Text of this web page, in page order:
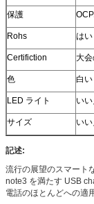
保護
Rohs はい
Certifiction 大
色 白い
LED ライト いい
サイズ いい
記述:
流行の展望のスマート
note3 を満たす USB
電話のほとんどへの適用